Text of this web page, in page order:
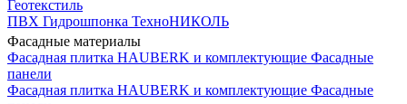
Геотекстиль
ПВХ Гидрошпонка ТехноНИКОЛЬ
Фасадные материалы
Фасадная плитка HAUBERK и комплектующие Фасадные
панели
Фасадная плитка HAUBERK и комплектующие Фасадные